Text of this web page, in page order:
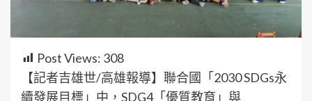
Post Views: 308
【記者吉雄世/高雄報導】聯合國「2030 SDGs永
續發展目標」中，SDG4「優質教育」與